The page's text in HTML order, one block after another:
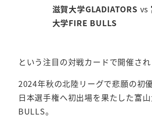
滋賀大学GLADIATORS vs
大学FIRE BULLS
という注目の対戦カードで開催され
2024年秋の北陸リーグで悲願の初
日本選手権へ初出場を果たした富
BULLS。